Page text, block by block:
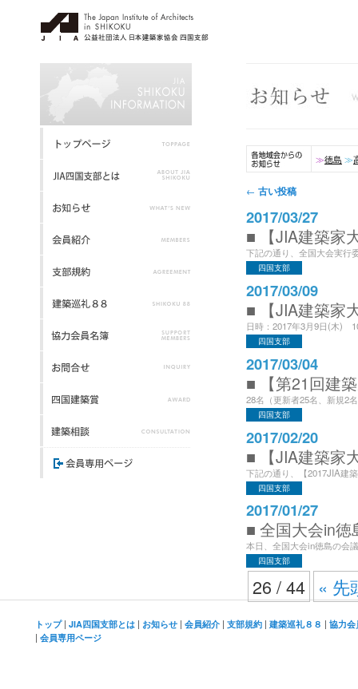
≫徳島 ≫
投稿ナビゲーション
← 古い投稿
2017/03/27
■ 【JIA建築家
下記の通り、全国大会実行
四国支部
2017/03/09
■ 【JIA建築家
日時：2017年3月9日(木)
四国支部
2017/03/04
■ 【第21回建
28名（更新者25名、新規2
四国支部
2017/02/20
■ 【JIA建築家
下記の通り、【2017JIA建
四国支部
2017/01/27
■ 全国大会in徳
本日、全国大会in徳島の会
四国支部
26 / 44 « 先
トップ| JIA四国支部とは | お知らせ | 会員紹介 | 支部規約 | 建築巡礼８８ | 協力会
| 会員専用ページ